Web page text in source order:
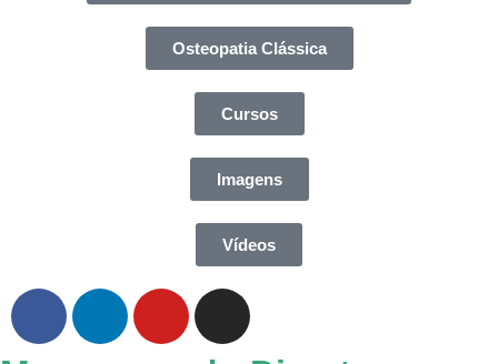
Osteopatia Clássica
Cursos
Imagens
Vídeos